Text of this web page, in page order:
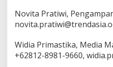
Novita Pratiwi,
Widia Primastika, Media
+62812-8981-9660,